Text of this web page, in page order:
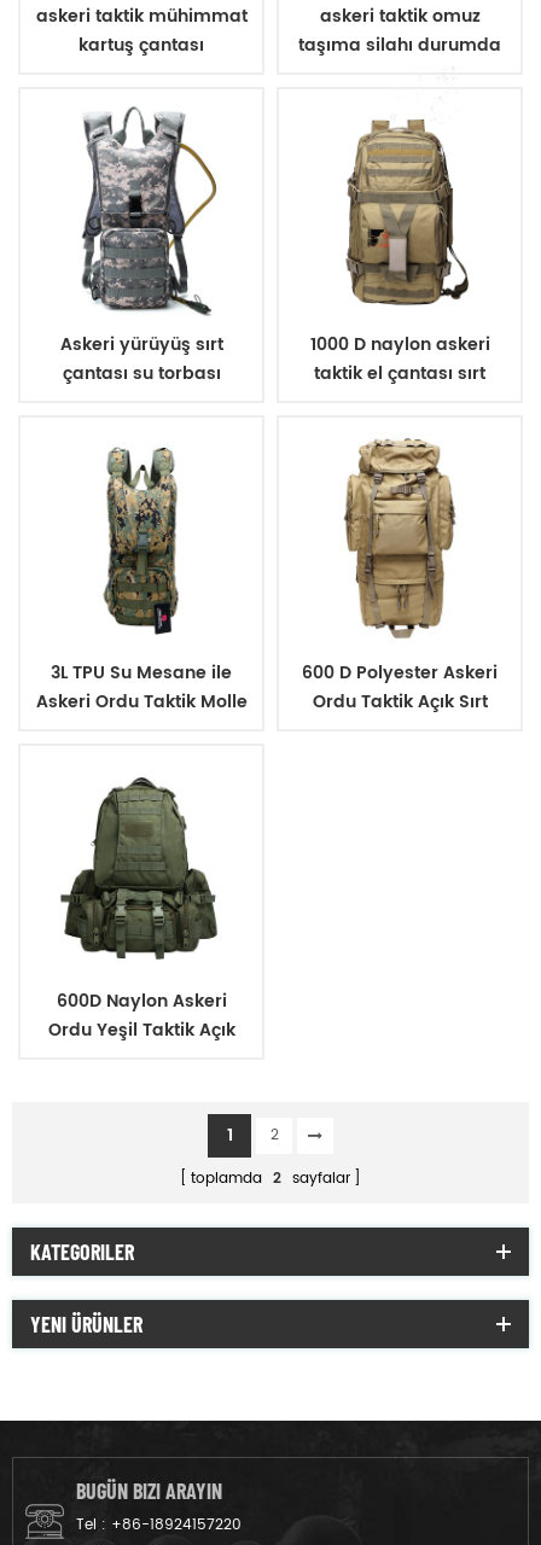
askeri taktik mühimmat
kartuş çantası
askeri taktik omuz
taşıma silahı durumda
Askeri yürüyüş sırt
çantası su torbası
1000 D naylon askeri
taktik el çantası sırt
3L TPU Su Mesane ile
Askeri Ordu Taktik Molle
600 D Polyester Askeri
Ordu Taktik Açık Sırt
600D Naylon Askeri
Ordu Yeşil Taktik Açık
1
2
toplamda 2 sayfalar
KATEGORILER
YENI ÜRÜNLER
BUGÜN BIZI ARAYIN
Tel : +86-18924157220